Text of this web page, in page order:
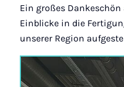
Ein großes Dankeschön
Einblicke in die
unserer Region